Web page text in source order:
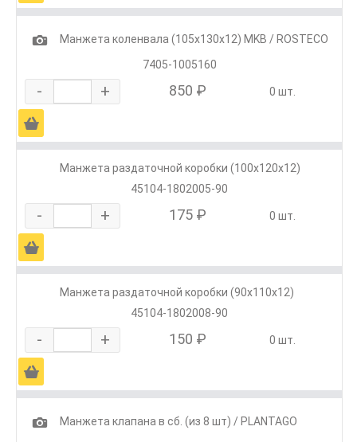
1
Манжета коленвала (105х130х12) MKB / ROSTECO
7405-1005160
- + 850 ₽ 0 шт.
Ä
Манжета раздаточной коробки (100х120х12)
45104-1802005-90
- + 175 ₽ 0 шт.
Ä
Манжета раздаточной коробки (90х110х12)
45104-1802008-90
- + 150 ₽ 0 шт.
Ä
1
Манжета клапана в сб. (из 8 шт) / PLANTAGO